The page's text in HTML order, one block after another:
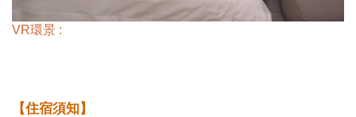
VR環景 :
【住宿須知】